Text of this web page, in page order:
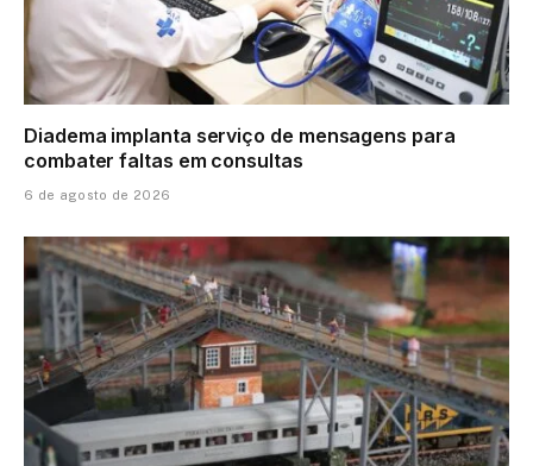
Diadema implanta serviço de mensagens para
combater faltas em consultas
6 de agosto de 2026